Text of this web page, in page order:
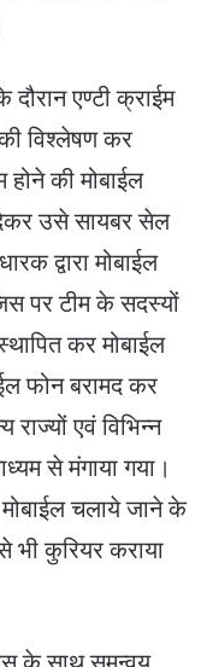
एण्टी क्राईम
विश्लेषण कर
होने की मोबाईल
देकर उसे सायबर सेल
द्वारा मोबाईल
पर टीम के सदस्यों
कर मोबाईल
फोन बरामद कर
एवं विभिन्न
से मंगाया गया।
चलाये जाने के
भी कुरियर कराया